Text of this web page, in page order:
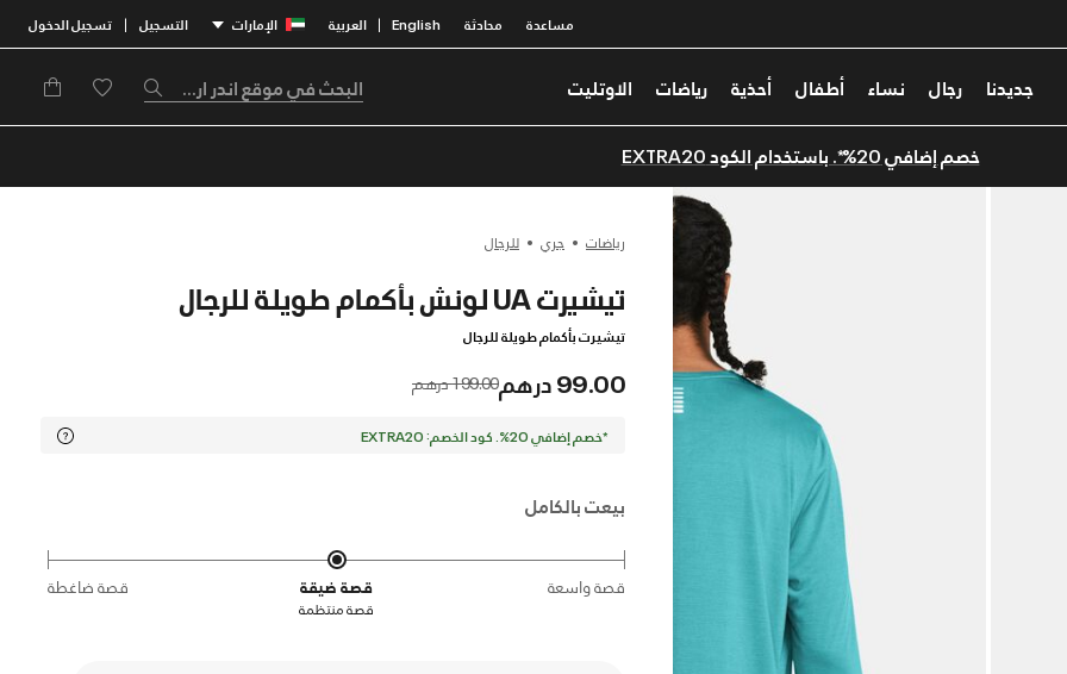
مساعدة محادثة English
| العربية الإمارات التسجيل | تسجيل الدخول
جديدنا رجال نساء أطفال أحذية رياضات الاوتليت
خصم إضافي 20%*. باستخدام الكود EXTRA20
رياضات جري للرجال
تيشيرت UA لونش بأكمام طويلة للرجال
تيشيرت بأكمام طويلة للرجال
99.00 درهم Price reduced from
199.00 درهم to
*خصم إضافي 20%. كود الخصم: EXTRA20
بيعت بالكامل
قصة واسعة قصة ضيقة قصة ضاغطة
قصة منتظمة